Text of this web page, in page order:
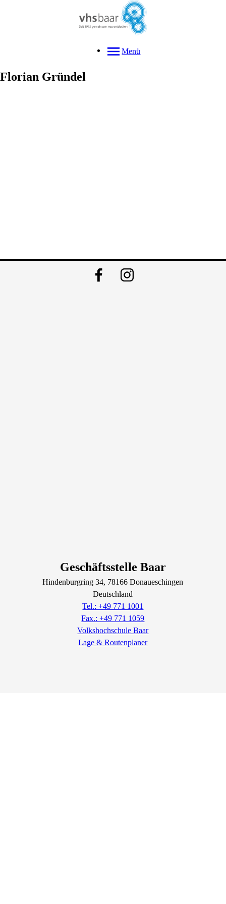
Menü
Florian Gründel
Geschäftsstelle Baar
Hindenburgring 34, 78166Donaueschingen
Deutschland
Tel.: +49 771 1001
Fax.: +49 771 1059
Volkshochschule Baar
Lage & Routenplaner